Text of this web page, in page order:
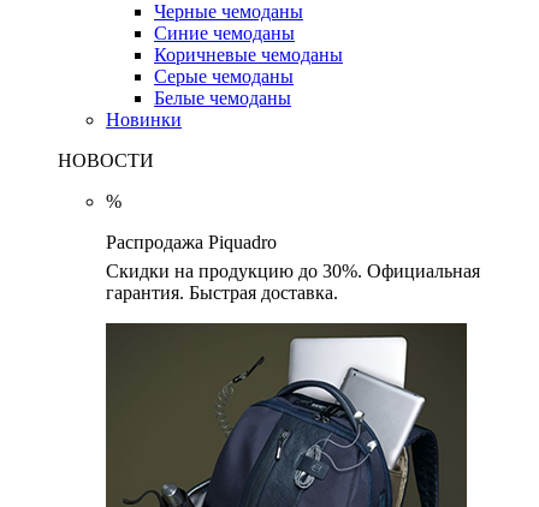
Черные чемоданы
Синие чемоданы
Коричневые чемоданы
Серые чемоданы
Белые чемоданы
Новинки
НОВОСТИ
%
Распродажа Piquadro
Скидки на продукцию до 30%. Официальная
гарантия. Быстрая доставка.